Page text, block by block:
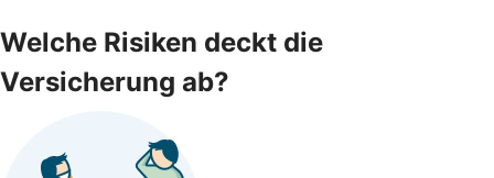
Welche Risiken deckt die
Versicherung ab?